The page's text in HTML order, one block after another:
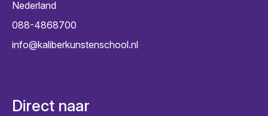
Nederland
088-4868700
info@kaliberkunstenschool.nl
Direct naar